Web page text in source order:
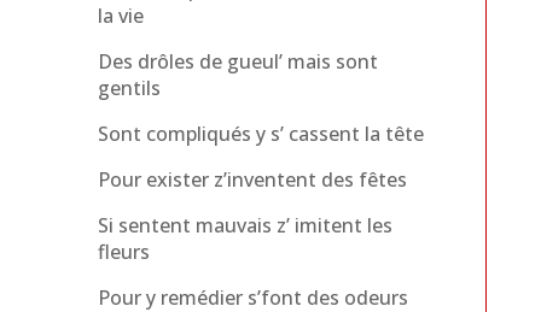
la vie
Des drôles de gueul’ mais sont
gentils
Sont compliqués y s’ cassent la tête
Pour exister z’inventent des fêtes
Si sentent mauvais z’ imitent les
fleurs
Pour y remédier s’font des odeurs